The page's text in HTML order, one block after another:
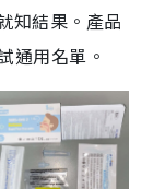
知結果。產品
通用名單。